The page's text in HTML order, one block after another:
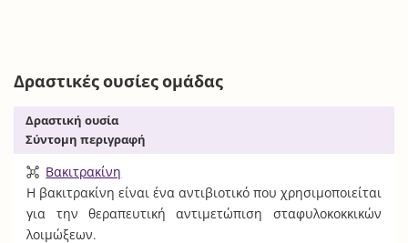
Δραστικές ουσίες ομάδας
Δραστική ουσία
Σύντομη περιγραφή
Βακιτρακίνη
Η βακιτρακίνη είναι ένα αντιβιοτικό που χρησιμοποιείται
για την θεραπευτική αντιμετώπιση σταφυλοκοκκικών
λοιμώξεων.